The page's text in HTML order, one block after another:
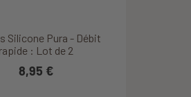
Silicone Pura - Débit
rapide : Lot de 2
8,95 €